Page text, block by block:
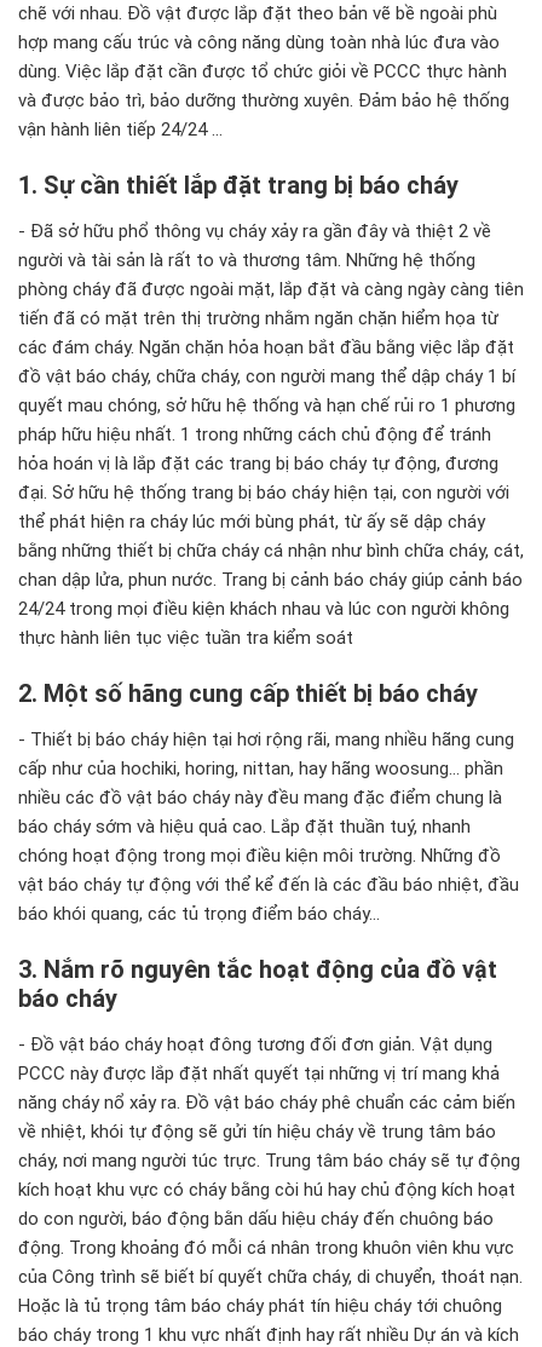
chẽ với nhau. Đồ vật được lắp đặt theo bản vẽ bề ngoài phù
hợp mang cấu trúc và công năng dùng toàn nhà lúc đưa vào
dùng. Việc lắp đặt cần được tổ chức giỏi về PCCC thực hành
và được bảo trì, bảo dưỡng thường xuyên. Đảm bảo hệ thống
vận hành liên tiếp 24/24 ...
1. Sự cần thiết lắp đặt trang bị báo cháy
- Đã sở hữu phổ thông vụ cháy xảy ra gần đây và thiệt 2 về
người và tài sản là rất to và thương tâm. Những hệ thống
phòng cháy đã được ngoài mặt, lắp đặt và càng ngày càng tiên
tiến đã có mặt trên thị trường nhằm ngăn chặn hiểm họa từ
các đám cháy. Ngăn chặn hỏa hoạn bắt đầu bằng việc lắp đặt
đồ vật báo cháy, chữa cháy, con người mang thể dập cháy 1 bí
quyết mau chóng, sở hữu hệ thống và hạn chế rủi ro 1 phương
pháp hữu hiệu nhất. 1 trong những cách chủ động để tránh
hỏa hoán vị là lắp đặt các trang bị báo cháy tự động, đương
đại. Sở hữu hệ thống trang bị báo cháy hiện tại, con người với
thể phát hiện ra cháy lúc mới bùng phát, từ ấy sẽ dập cháy
bằng những thiết bị chữa cháy cá nhận như bình chữa cháy, cát,
chan dập lửa, phun nước. Trang bị cảnh báo cháy giúp cảnh báo
24/24 trong mọi điều kiện khách nhau và lúc con người không
thực hành liên tục việc tuần tra kiểm soát
2. Một số hãng cung cấp thiết bị báo cháy
- Thiết bị báo cháy hiện tại hơi rộng rãi, mang nhiều hãng cung
cấp như của hochiki, horing, nittan, hay hãng woosung… phần
nhiều các đồ vật báo cháy này đều mang đặc điểm chung là
báo cháy sớm và hiệu quả cao. Lắp đặt thuần tuý, nhanh
chóng hoạt động trong mọi điều kiện môi trường. Những đồ
vật báo cháy tự động với thể kể đến là các đầu báo nhiệt, đầu
báo khói quang, các tủ trọng điểm báo cháy…
3. Nắm rõ nguyên tắc hoạt động của đồ vật
báo cháy
- Đồ vật báo cháy hoạt đông tương đối đơn giản. Vật dụng
PCCC này được lắp đặt nhất quyết tại những vị trí mang khả
năng cháy nổ xảy ra. Đồ vật báo cháy phê chuẩn các cảm biến
về nhiệt, khói tự động sẽ gửi tín hiệu cháy về trung tâm báo
cháy, nơi mang người túc trực. Trung tâm báo cháy sẽ tự động
kích hoạt khu vực có cháy bằng còi hú hay chủ động kích hoạt
do con người, báo động bằn dấu hiệu cháy đến chuông báo
động. Trong khoảng đó mỗi cá nhân trong khuôn viên khu vực
của Công trình sẽ biết bí quyết chữa cháy, di chuyển, thoát nạn.
Hoặc là tủ trọng tâm báo cháy phát tín hiệu cháy tới chuông
báo cháy trong 1 khu vực nhất định hay rất nhiều Dự án và kích